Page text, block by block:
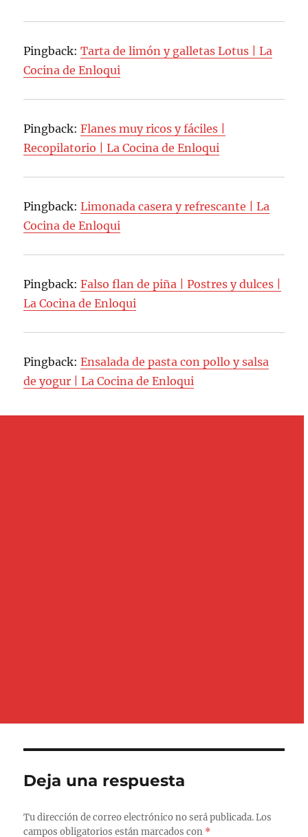
Pingback:Tarta de limón y galletas Lotus | La
Cocina de Enloqui
Pingback:Flanes muy ricos y fáciles |
Recopilatorio | La Cocina de Enloqui
Pingback:Limonada casera y refrescante | La
Cocina de Enloqui
Pingback:Falso flan de piña | Postres y dulces |
La Cocina de Enloqui
Pingback:Ensalada de pasta con pollo y salsa
de yogur | La Cocina de Enloqui
Deja una respuesta
Tu dirección de correo electrónico no será publicada. Los
campos obligatorios están marcados con *